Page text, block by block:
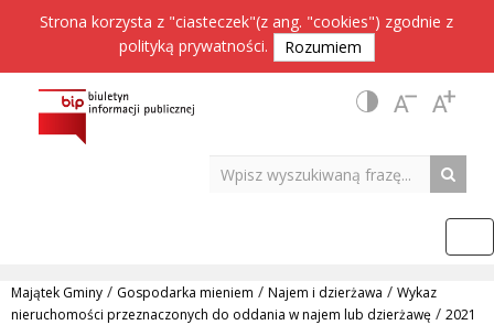
Strona korzysta z "ciasteczek"(z ang. "cookies") zgodnie z
polityką prywatności. Rozumiem
Majątek Gminy / Gospodarka mieniem / Najem i dzierżawa / Wykaz
nieruchomości przeznaczonych do oddania w najem lub dzierżawę / 2021